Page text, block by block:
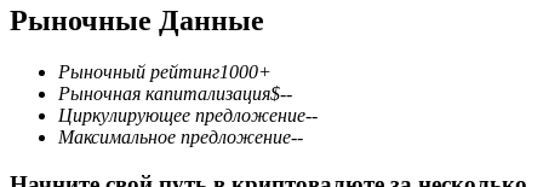
Деривативы на акции, форекс, драгоценные металлы и
сырьевые товары
Рыночные Данные
Рыночный рейтинг1000+
Рыночная капитализация$--
Циркулирующее предложение--
Максимальное предложение--